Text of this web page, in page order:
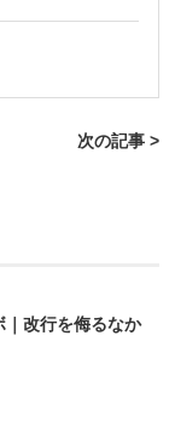
次の記事 >
｜改行を侮るなか